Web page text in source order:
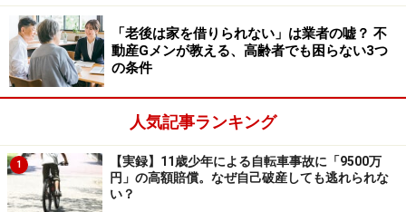
したがなんとか過ごせました」
固定費や車のローンなど、徹底した見直しを行ったとい
う女性。当時の取り組みとその効果について、次のよう
「見直しても生活は厳しく精神的にもきつかったです
が、見直していなければ今よりも精神的にも金銭面でも
「老後は家を借りられない」は業者の嘘？ 不
動産Gメンが教える、高齢者でも困らない3つ
の条件
人気記事ランキング
1
【実録】11歳少年による自転車事故に「9500万
円」の高額賠償。なぜ自己破産しても逃れられな
い？